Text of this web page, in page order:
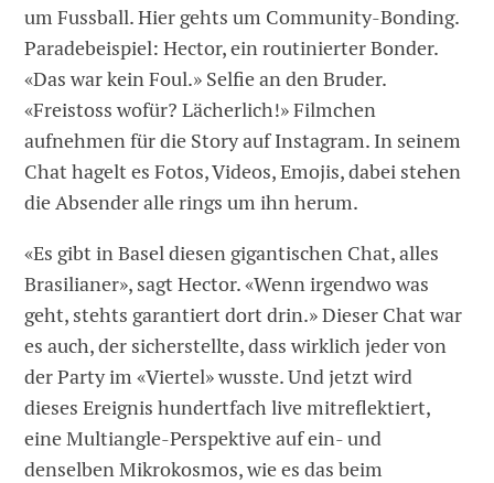
um Fussball. Hier gehts um Community-Bonding.
Paradebeispiel: Hector, ein routinierter Bonder.
«Das war kein Foul.» Selfie an den Bruder.
«Freistoss wofür? Lächerlich!» Filmchen
aufnehmen für die Story auf Instagram. In seinem
Chat hagelt es Fotos, Videos, Emojis, dabei stehen
die Absender alle rings um ihn herum.
«Es gibt in Basel diesen gigantischen Chat, alles
Brasilianer», sagt Hector. «Wenn irgendwo was
geht, stehts garantiert dort drin.» Dieser Chat war
es auch, der sicherstellte, dass wirklich jeder von
der Party im «Viertel» wusste. Und jetzt wird
dieses Ereignis hundertfach live mitreflektiert,
eine Multiangle-Perspektive auf ein- und
denselben Mikrokosmos, wie es das beim